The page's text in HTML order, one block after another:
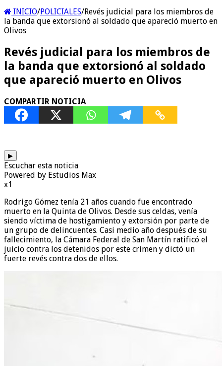
INICIO/POLICIALES/Revés judicial para los miembros de
la banda que extorsionó al soldado que apareció muerto en
Olivos
Revés judicial para los miembros de
la banda que extorsionó al soldado
que apareció muerto en Olivos
COMPARTIR NOTICIA
▶
Escuchar esta noticia
Powered by Estudios Max
x1
Rodrigo Gómez tenía 21 años cuando fue encontrado
muerto en la Quinta de Olivos. Desde sus celdas, venía
siendo víctima de hostigamiento y extorsión por parte de
un grupo de delincuentes. Casi medio año después de su
fallecimiento, la Cámara Federal de San Martín ratificó el
juicio contra los detenidos por este crimen y dictó un
fuerte revés contra dos de ellos.